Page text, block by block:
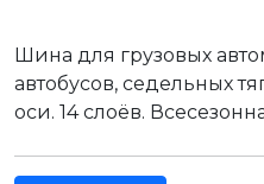
Шина для грузовых
автобусов, седельных
оси. 14 слоёв.